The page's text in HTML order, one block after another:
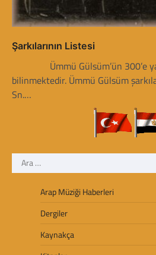
Şarkılarının Listesi
Ümmü Gülsüm’ün 300’e
bilinmektedir. Ümmü Gülsüm
Sn.…
Arama:
Arap Müziği Haberleri
Dergiler
Kaynakça